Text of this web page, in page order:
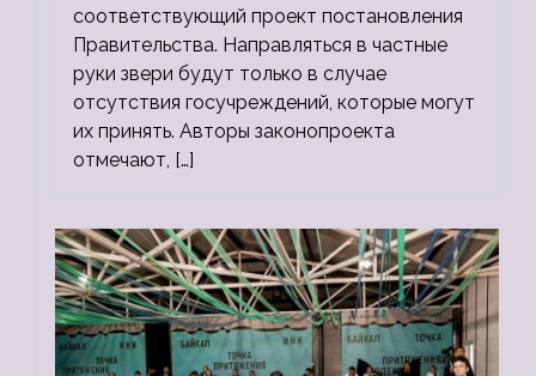
соответствующий проект постановления
Правительства. Направляться в частные
руки звери будут только в случае
отсутствия госучреждений, которые могут
их принять. Авторы законопроекта
отмечают, […]